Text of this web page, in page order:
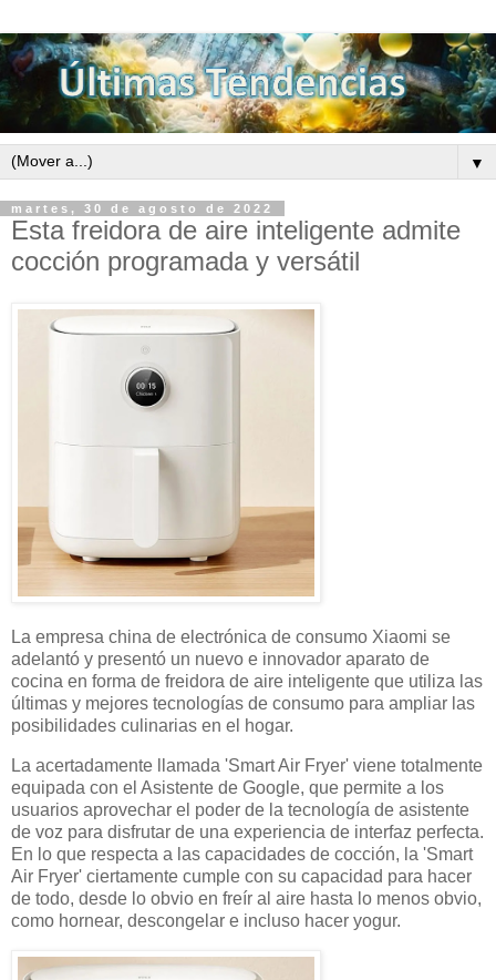
▼
martes, 30 de agosto de 2022
Esta freidora de aire inteligente admite
cocción programada y versátil
La empresa china de electrónica de consumo Xiaomi se
adelantó y presentó un nuevo e innovador aparato de
cocina en forma de freidora de aire inteligente que utiliza las
últimas y mejores tecnologías de consumo para ampliar las
posibilidades culinarias en el hogar.
La acertadamente llamada 'Smart Air Fryer' viene totalmente
equipada con el Asistente de Google, que permite a los
usuarios aprovechar el poder de la tecnología de asistente
de voz para disfrutar de una experiencia de interfaz perfecta.
En lo que respecta a las capacidades de cocción, la 'Smart
Air Fryer' ciertamente cumple con su capacidad para hacer
de todo, desde lo obvio en freír al aire hasta lo menos obvio,
como hornear, descongelar e incluso hacer yogur.